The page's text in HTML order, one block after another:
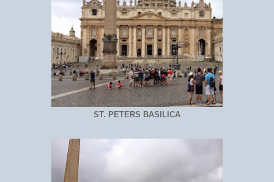
ST. PETERS BASILICA